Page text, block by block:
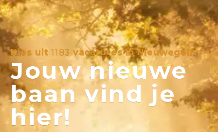
Kies uit1183 vacatures in Nieuwegein
Jouw nieuwe
baan vind je
hier!